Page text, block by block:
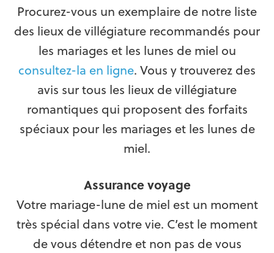
Procurez-vous un exemplaire de notre liste
des lieux de villégiature recommandés pour
les mariages et les lunes de miel ou
consultez-la en ligne. Vous y trouverez des
avis sur tous les lieux de villégiature
romantiques qui proposent des forfaits
spéciaux pour les mariages et les lunes de
miel.
Assurance voyage
Votre mariage-lune de miel est un moment
très spécial dans votre vie. C’est le moment
de vous détendre et non pas de vous